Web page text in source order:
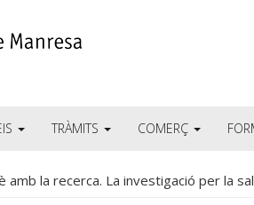
TRÀMITS COMERÇ
amb la recerca. La investigació per la